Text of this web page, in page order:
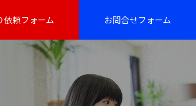
依頼フォーム お問合せフォーム